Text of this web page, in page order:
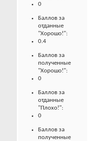
0
Баллов за
отданные
"Хорошо!":
0.4
Баллов за
полученные
"Хорошо!":
0
Баллов за
отданные
"Плохо!":
0
Баллов за
полученные